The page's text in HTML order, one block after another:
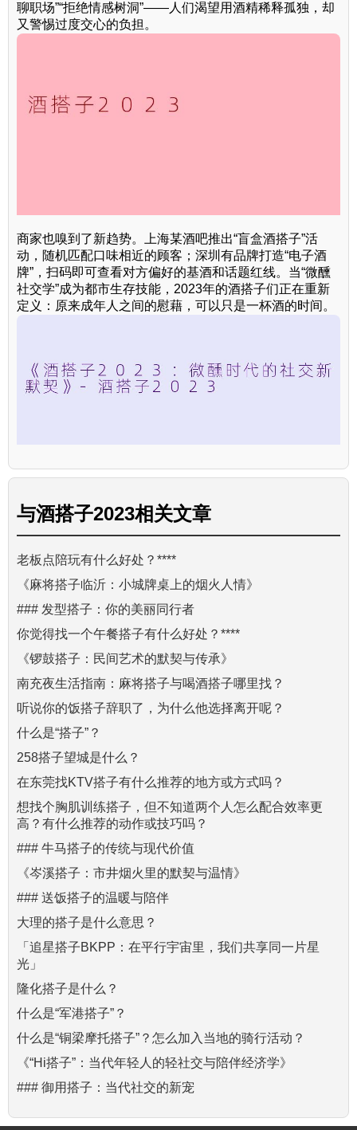
聊职场”“拒绝情感树洞”——人们渴望用酒精稀释孤独，却
又警惕过度交心的负担。
商家也嗅到了新趋势。上海某酒吧推出“盲盒酒搭子”活
动，随机匹配口味相近的顾客；深圳有品牌打造“电子酒
牌”，扫码即可查看对方偏好的基酒和话题红线。当“微醺
社交学”成为都市生存技能，2023年的酒搭子们正在重新
定义：原来成年人之间的慰藉，可以只是一杯酒的时间。
与酒搭子2023相关文章
老板点陪玩有什么好处？****
《麻将搭子临沂：小城牌桌上的烟火人情》
### 发型搭子：你的美丽同行者
你觉得找一个午餐搭子有什么好处？****
《锣鼓搭子：民间艺术的默契与传承》
南充夜生活指南：麻将搭子与喝酒搭子哪里找？
听说你的饭搭子辞职了，为什么他选择离开呢？
什么是“搭子”？
258搭子望城是什么？
在东莞找KTV搭子有什么推荐的地方或方式吗？
想找个胸肌训练搭子，但不知道两个人怎么配合效率更
高？有什么推荐的动作或技巧吗？
### 牛马搭子的传统与现代价值
《岑溪搭子：市井烟火里的默契与温情》
### 送饭搭子的温暖与陪伴
大理的搭子是什么意思？
「追星搭子BKPP：在平行宇宙里，我们共享同一片星
光」
隆化搭子是什么？
什么是“军港搭子”？
什么是“铜梁摩托搭子”？怎么加入当地的骑行活动？
《“Hi搭子”：当代年轻人的轻社交与陪伴经济学》
### 御用搭子：当代社交的新宠